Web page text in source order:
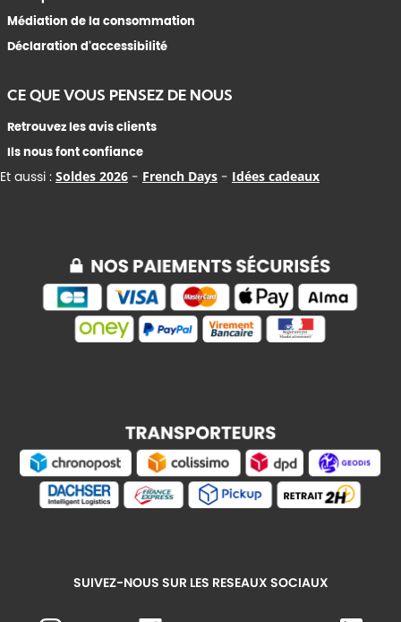
Médiation de la consommation
Déclaration d'accessibilité
CE QUE VOUS PENSEZ DE NOUS
Retrouvez les avis clients
Ils nous font confiance
Et aussi : Soldes 2026 - French Days - Idées cadeaux
SUIVEZ-NOUS SUR LES RESEAUX SOCIAUX